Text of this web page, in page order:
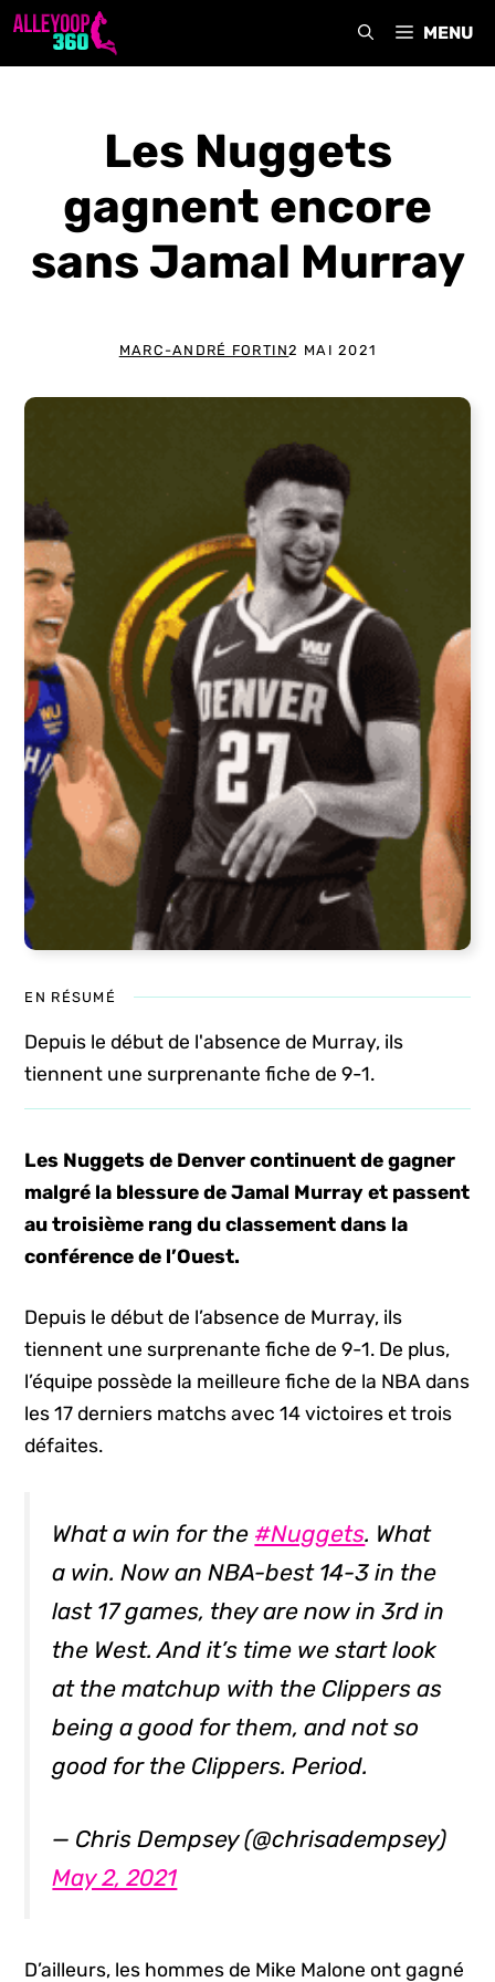
Aller
MENU
Les Nuggets
gagnent encore
sans Jamal Murray
MARC-ANDRÉ FORTIN2 MAI 2021
EN RÉSUMÉ
Depuis le début de l'absence de Murray, ils
tiennent une surprenante fiche de 9-1.
Les Nuggets de Denver continuent de gagner
malgré la blessure de Jamal Murray et passent
au troisième rang du classement dans la
conférence de l’Ouest.
Depuis le début de l’absence de Murray, ils
tiennent une surprenante fiche de 9-1. De plus,
l’équipe possède la meilleure fiche de la NBA dans
les 17 derniers matchs avec 14 victoires et trois
défaites.
What a win for the #Nuggets. What
a win. Now an NBA-best 14-3 in the
last 17 games, they are now in 3rd in
the West. And it’s time we start look
at the matchup with the Clippers as
being a good for them, and not so
good for the Clippers. Period.
— Chris Dempsey (@chrisadempsey)
May 2, 2021
D’ailleurs, les hommes de Mike Malone ont gagné